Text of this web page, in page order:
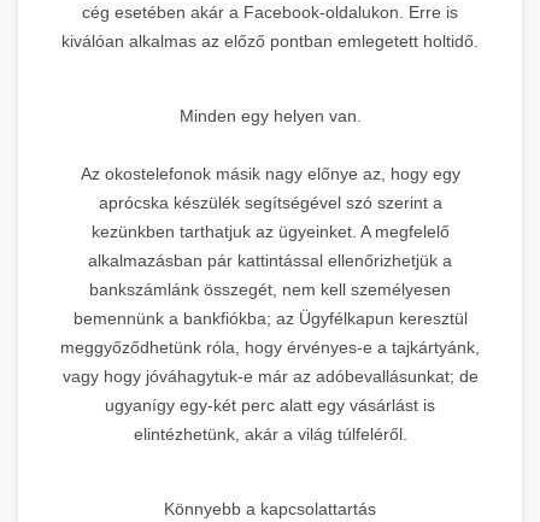
cég esetében akár a Facebook-oldalukon. Erre is
kiválóan alkalmas az előző pontban emlegetett holtidő.
Minden egy helyen van.
Az okostelefonok másik nagy előnye az, hogy egy
aprócska készülék segítségével szó szerint a
kezünkben tarthatjuk az ügyeinket. A megfelelő
alkalmazásban pár kattintással ellenőrizhetjük a
bankszámlánk összegét, nem kell személyesen
bemennünk a bankfiókba; az Ügyfélkapun keresztül
meggyőződhetünk róla, hogy érvényes-e a tajkártyánk,
vagy hogy jóváhagytuk-e már az adóbevallásunkat; de
ugyanígy egy-két perc alatt egy vásárlást is
elintézhetünk, akár a világ túlfeléről.
Könnyebb a kapcsolattartás